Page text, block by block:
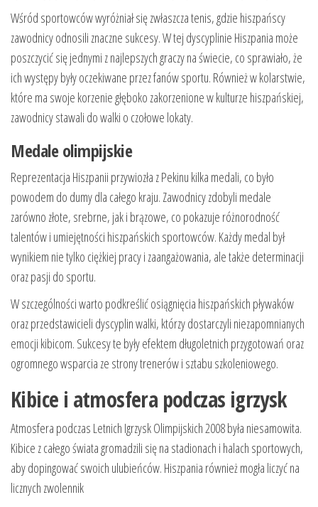
Wśród sportowców wyróżniał się zwłaszcza tenis, gdzie hiszpańscy
zawodnicy odnosili znaczne sukcesy. W tej dyscyplinie Hiszpania może
poszczycić się jednymi z najlepszych graczy na świecie, co sprawiało, że
ich występy były oczekiwane przez fanów sportu. Również w kolarstwie,
które ma swoje korzenie głęboko zakorzenione w kulturze hiszpańskiej,
zawodnicy stawali do walki o czołowe lokaty.
Medale olimpijskie
Reprezentacja Hiszpanii przywiozła z Pekinu kilka medali, co było
powodem do dumy dla całego kraju. Zawodnicy zdobyli medale
zarówno złote, srebrne, jak i brązowe, co pokazuje różnorodność
talentów i umiejętności hiszpańskich sportowców. Każdy medal był
wynikiem nie tylko ciężkiej pracy i zaangażowania, ale także determinacji
oraz pasji do sportu.
W szczególności warto podkreślić osiągnięcia hiszpańskich pływaków
oraz przedstawicieli dyscyplin walki, którzy dostarczyli niezapomnianych
emocji kibicom. Sukcesy te były efektem długoletnich przygotowań oraz
ogromnego wsparcia ze strony trenerów i sztabu szkoleniowego.
Kibice i atmosfera podczas igrzysk
Atmosfera podczas Letnich Igrzysk Olimpijskich 2008 była niesamowita.
Kibice z całego świata gromadzili się na stadionach i halach sportowych,
aby dopingować swoich ulubieńców. Hiszpania również mogła liczyć na
licznych zwolennik